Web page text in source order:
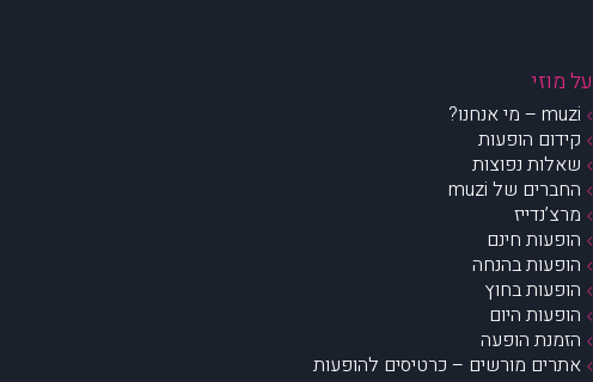
על מוזי
muzi – מי אנחנו?
קידום הופעות
שאלות נפוצות
החברים של muzi
מרצ’נדייז
הופעות חינם
הופעות בהנחה
הופעות בחוץ
הופעות היום
הזמנת הופעה
אתרים מורשים – כרטיסים להופעות